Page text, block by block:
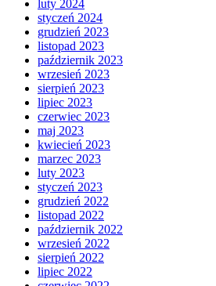
luty 2024
styczeń 2024
grudzień 2023
listopad 2023
październik 2023
wrzesień 2023
sierpień 2023
lipiec 2023
czerwiec 2023
maj 2023
kwiecień 2023
marzec 2023
luty 2023
styczeń 2023
grudzień 2022
listopad 2022
październik 2022
wrzesień 2022
sierpień 2022
lipiec 2022